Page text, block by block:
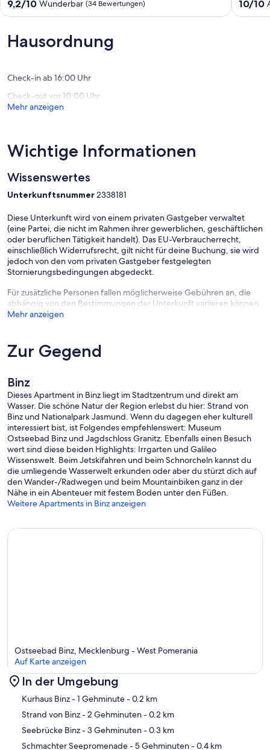
bis
Seebrücke/City,
2
Binz
9.2
von
Wunderbar,
(34
9,2/10 Wunderbar (34 Bewertungen)
Binz
10.0
von
10/10
Hausordnung
Check-in ab 16:00 Uhr
Check-out vor 10:00 Uhr
Mehr anzeigen
Wichtige Informationen
Wissenswertes
Unterkunftsnummer2338181
Diese Unterkunft wird von einem privaten Gastgeber verwaltet
(eine Partei, die nicht im Rahmen ihrer gewerblichen, geschäftlichen
oder beruflichen Tätigkeit handelt). Das EU-Verbraucherrecht,
einschließlich Widerrufsrecht, gilt nicht für deine Buchung, sie wird
jedoch von den vom privaten Gastgeber festgelegten
Stornierungsbedingungen abgedeckt.
Für zusätzliche Personen fallen möglicherweise Gebühren an, die
abhängig von den Bestimmungen der Unterkunft variieren können.
Mehr anzeigen
Zur Gegend
Binz
Dieses Apartment in Binz liegt im Stadtzentrum und direkt am
Wasser. Die schöne Natur der Region erlebst du hier: Strand von
Binz und Nationalpark Jasmund. Wenn du dagegen eher kulturell
interessiert bist, ist Folgendes empfehlenswert: Museum
Ostseebad Binz und Jagdschloss Granitz. Ebenfalls einen Besuch
wert sind diese beiden Highlights: Irrgarten und Galileo
Wissenswelt. Beim Jetskifahren und beim Schnorcheln kannst du
die umliegende Wasserwelt erkunden oder aber du stürzt dich auf
den Wander-/Radwegen und beim Mountainbiken ganz in der
Nähe in ein Abenteuer mit festem Boden unter den Füßen.
Weitere Apartments in Binz anzeigen
Karte
Ostseebad Binz, Mecklenburg - West Pomerania
Auf Karte anzeigen
In der Umgebung
Kurhaus Binz- 1 Gehminute- 0.2 km
Strand von Binz- 2 Gehminuten- 0.2 km
Seebrücke Binz- 3 Gehminuten- 0.3 km
Schmachter Seepromenade- 5 Gehminuten- 0.4 km